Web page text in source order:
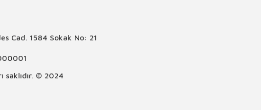
Cad. 1584 Sokak No: 21
saklıdır. © 2024